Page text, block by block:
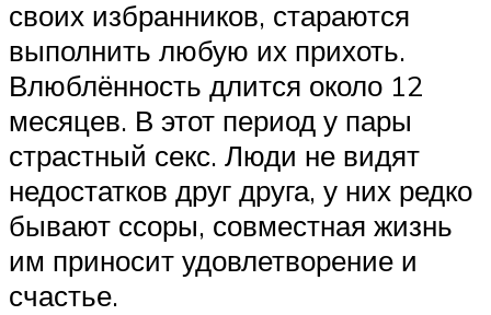
своих избранников, стараются
выполнить любую их прихоть.
Влюблённость длится около 12
месяцев. В этот период у пары
страстный секс. Люди не видят
недостатков друг друга, у них редко
бывают ссоры, совместная жизнь
им приносит удовлетворение и
счастье.